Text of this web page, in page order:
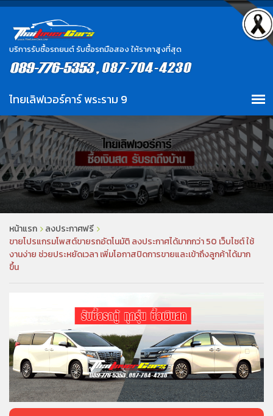
บริการรับซื้อรถยนต์ รับซื้อรถมือสอง ให้ราคาสูงที่สุด
หน้าแรก
ลงประกาศฟรี
ขายโปรแกรมโพสต์ขายรถอัตโนมัติ ลงประกาศได้มากกว่า 50 เว็บไซต์ ใช้
งานง่าย ช่วยประหยัดเวลา เพิ่มโอกาสปิดการขายและเข้าถึงลูกค้าได้มาก
ขึ้น